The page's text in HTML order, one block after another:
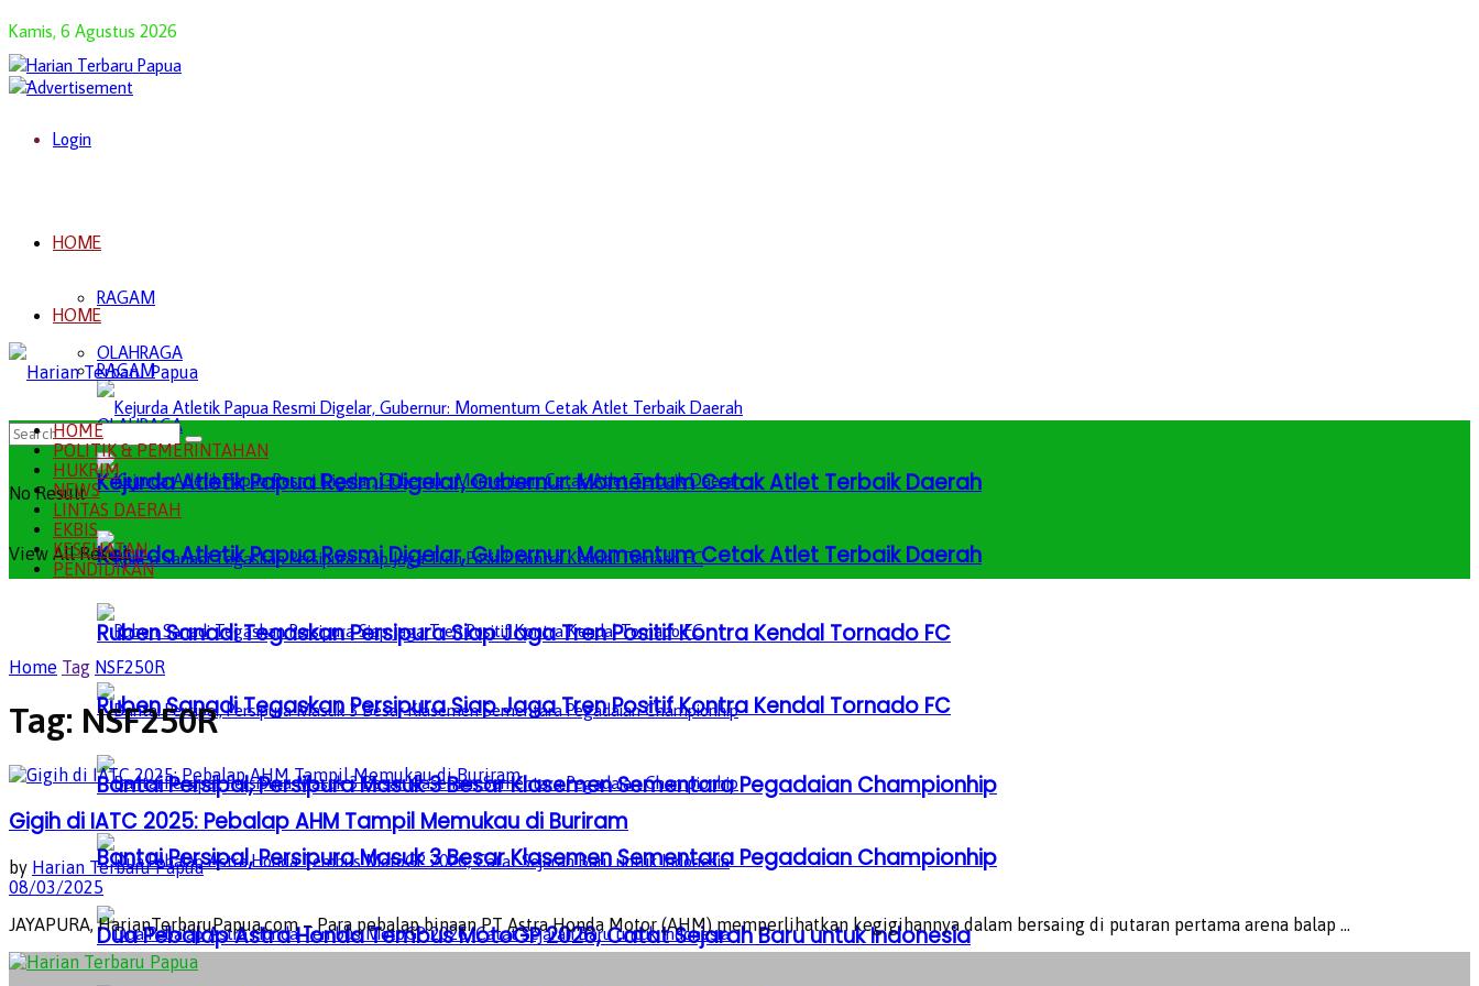
Kamis, 6 Agustus 2026
Login
HOME
RAGAM
OLAHRAGA
Kejurda Atletik Papua Resmi Digelar, Gubernur: Momentum Cetak Atlet Terbaik Daerah
Ruben Sanadi Tegaskan Persipura Siap Jaga Tren Positif Kontra Kendal Tornado FC
Bantai Persipal, Persipura Masuk 3 Besar Klasemen Sementara Pegadaian Championhip
Dua Pebalap Astra Honda Tembus MotoGP 2026, Catat Sejarah Baru untuk Indonesia
HOME
RAGAM
OLAHRAGA
Kejurda Atletik Papua Resmi Digelar, Gubernur: Momentum Cetak Atlet Terbaik Daerah
Ruben Sanadi Tegaskan Persipura Siap Jaga Tren Positif Kontra Kendal Tornado FC
Bantai Persipal, Persipura Masuk 3 Besar Klasemen Sementara Pegadaian Championhip
No Result
View All Result
HOME
POLITIK & PEMERINTAHAN
HUKRIM
NEWS
LINTAS DAERAH
EKBIS
KESEHATAN
PENDIDIKAN
Home Tag NSF250R
Tag: NSF250R
Gigih di IATC 2025: Pebalap AHM Tampil Memukau di Buriram
by Harian Terbaru Papua
08/03/2025
JAYAPURA, HarianTerbaruPapua.com – Para pebalap binaan PT Astra Honda Motor (AHM) memperlihatkan kegigihannya dalam bersaing di putaran pertama arena balap ...